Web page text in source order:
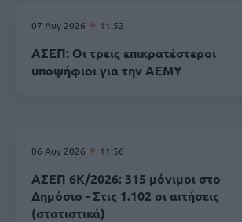
07 Αυγ 2026 11:52
ΑΣΕΠ: Οι τρεις επικρατέστεροι
υποψήφιοι για την ΑΕΜΥ
06 Αυγ 2026 11:56
ΑΣΕΠ 6Κ/2026: 315 μόνιμοι στο
Δημόσιο - Στις 1.102 οι αιτήσεις
(στατιστικά)